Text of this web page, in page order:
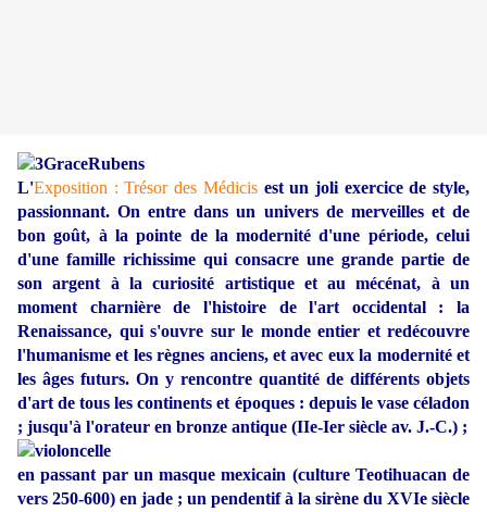
L'Exposition : Trésor des Médicis est un joli exercice de style,
passionnant. On entre dans un univers de merveilles et de
bon goût, à la pointe de la modernité d'une période, celui
d'une famille richissime qui consacre une grande partie de
son argent à la curiosité artistique et au mécénat, à un
moment charnière de l'histoire de l'art occidental : la
Renaissance, qui s'ouvre sur le monde entier et redécouvre
l'humanisme et les règnes anciens, et avec eux la modernité et
les âges futurs. On y rencontre quantité de différents objets
d'art de tous les continents et époques : depuis le vase céladon
; jusqu'à l'orateur en bronze antique (IIe-Ier siècle av. J.-C.) ;
en passant par un masque mexicain (culture Teotihuacan de
vers 250-600) en jade ; un pendentif à la sirène du XVIe siècle